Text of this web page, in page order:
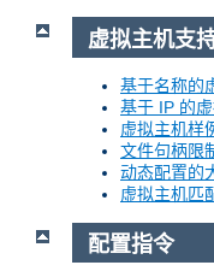
虚拟主机支
基于名称的
基于 IP 的
虚拟主机样
文件句柄限
动态配置的
虚拟主机匹
配置指令